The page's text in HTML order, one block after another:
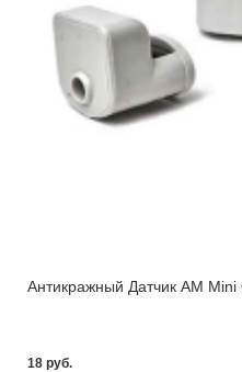
Антикражный Датчик AM
18 pуб.